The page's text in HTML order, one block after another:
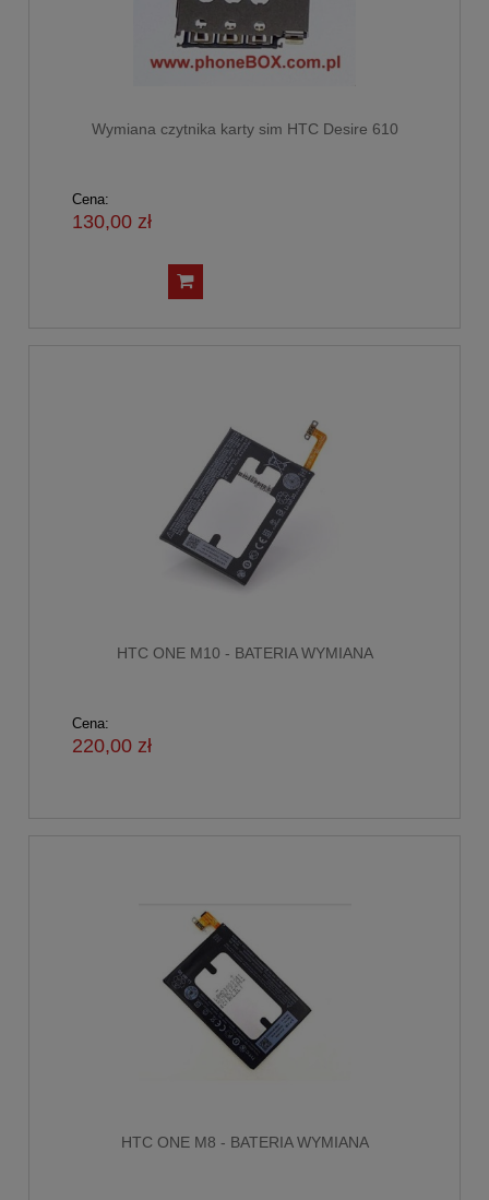
Wymiana czytnika karty sim HTC Desire 610
Cena:
130,00 zł
HTC ONE M10 - BATERIA WYMIANA
Cena:
220,00 zł
HTC ONE M8 - BATERIA WYMIANA